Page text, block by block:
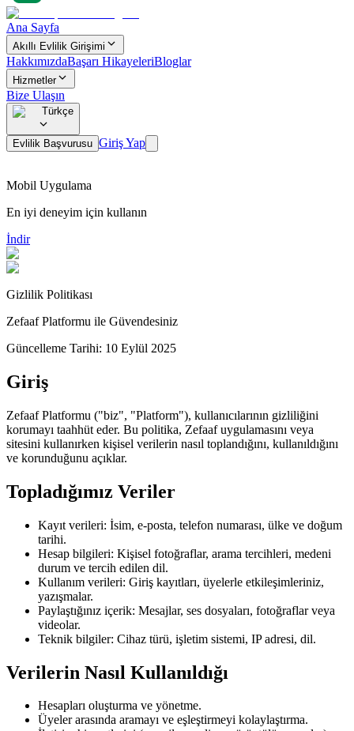
Ana Sayfa
Akıllı Evlilik Girişimi
HakkımızdaBaşarı HikayeleriBloglar
Hizmetler
Bize Ulaşın
Türkçe
Evlilik Başvurusu Giriş Yap
Mobil Uygulama
En iyi deneyim için kullanın
İndir
Gizlilik Politikası
Zefaaf Platformu ile Güvendesiniz
Güncelleme Tarihi: 10 Eylül 2025
Giriş
Zefaaf Platformu ("biz", "Platform"), kullanıcılarının gizliliğini
korumayı taahhüt eder. Bu politika, Zefaaf uygulamasını veya
sitesini kullanırken kişisel verilerin nasıl toplandığını, kullanıldığını
ve korunduğunu açıklar.
Topladığımız Veriler
Kayıt verileri: İsim, e-posta, telefon numarası, ülke ve doğum
tarihi.
Hesap bilgileri: Kişisel fotoğraflar, arama tercihleri, medeni
durum ve tercih edilen dil.
Kullanım verileri: Giriş kayıtları, üyelerle etkileşimleriniz,
yazışmalar.
Paylaştığınız içerik: Mesajlar, ses dosyaları, fotoğraflar veya
videolar.
Teknik bilgiler: Cihaz türü, işletim sistemi, IP adresi, dil.
Verilerin Nasıl Kullanıldığı
Hesapları oluşturma ve yönetme.
Üyeler arasında aramayı ve eşleştirmeyi kolaylaştırma.